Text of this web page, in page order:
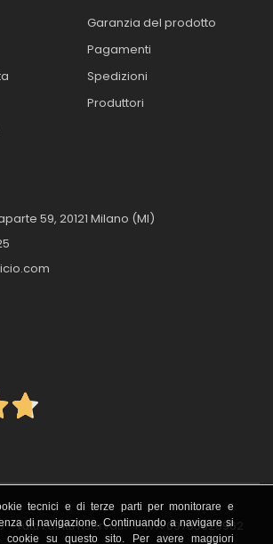
Garanzia del prodotto
Pagamenti
Spedizioni
Produttori
59, 20121 Milano (MI)
Tutti i diritti riservati - P.IVA 09705620962
tecnici e di terze parti per monitorare e
di navigazione. Continuando a navigare si
cookie su questo sito. Per avere maggiori